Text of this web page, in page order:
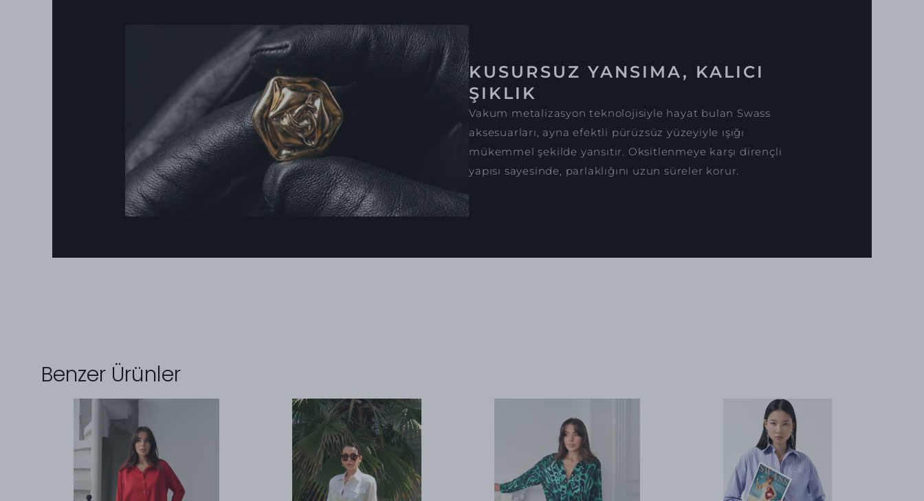
KUSURSUZ YANSIMA, KALICI
ŞIKLIK
Vakum metalizasyon teknolojisiyle hayat bulan Swass
aksesuarları, ayna efektli pürüzsüz yüzeyiyle ışığı
mükemmel şekilde yansıtır. Oksitlenmeye karşı dirençli
yapısı sayesinde, parlaklığını uzun süreler korur.
Benzer Ürünler